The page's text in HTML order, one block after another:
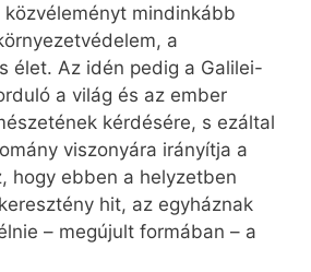
közvéleményt mindinkább
a
élet. Az idén pedig a Galilei-
a világ és az ember
kérdésére, s ezáltal
viszonyára irányítja a
hogy ebben a helyzetben
hit, az egyháznak
– megújult formában – a